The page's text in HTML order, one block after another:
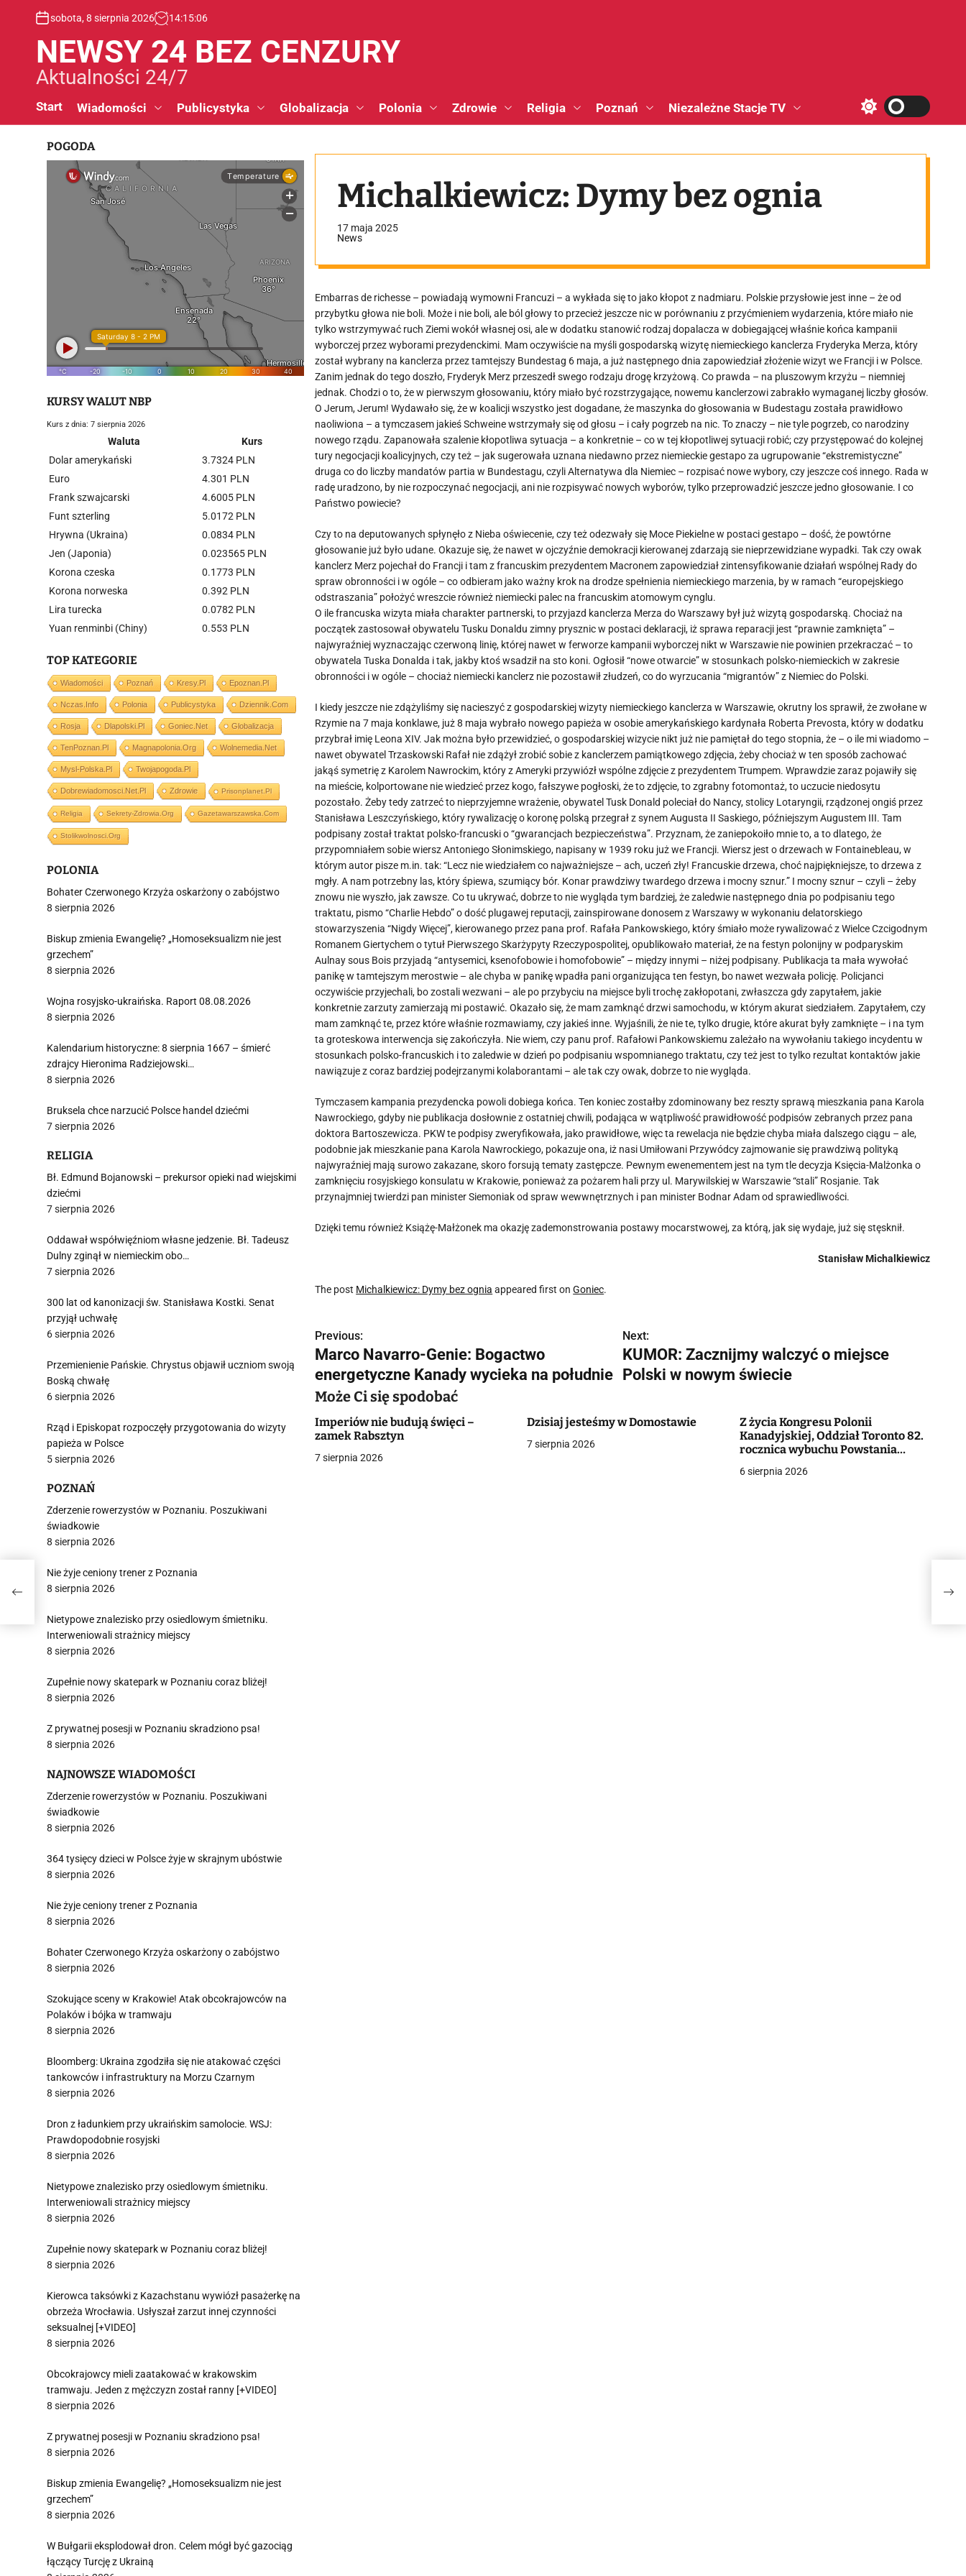
sobota, 8 sierpnia 2026 14:15:07
NEWSY 24 BEZ CENZURY
Aktualności 24/7
Start Wiadomości Publicystyka Globalizacja Polonia Zdrowie Religia Poznań Niezależne Stacje TV
w
d
Michalkiewicz: Dymy bez ognia
17 maja 2025
News
Embarras de richesse – powiadają wymowni Francuzi – a wykłada się to jako kłopot z nadmiaru. Polskie przysłowie jest inne – że od
przybytku głowa nie boli. Może i nie boli, ale ból głowy to przecież jeszcze nic w porównaniu z przyćmieniem wydarzenia, które miało nie
tylko wstrzymywać ruch Ziemi wokół własnej osi, ale w dodatku stanowić rodzaj dopalacza w dobiegającej właśnie końca kampanii
wyborczej przez wyborami prezydenckimi. Mam oczywiście na myśli gospodarską wizytę niemieckiego kanclerza Fryderyka Merza, który
został wybrany na kanclerza przez tamtejszy Bundestag 6 maja, a już następnego dnia zapowiedział złożenie wizyt we Francji i w Polsce.
Zanim jednak do tego doszło, Fryderyk Merz przeszedł swego rodzaju drogę krzyżową. Co prawda – na pluszowym krzyżu – niemniej
jednak. Chodzi o to, że w pierwszym głosowaniu, który miało być rozstrzygające, nowemu kanclerzowi zabrakło wymaganej liczby głosów.
O Jerum, Jerum! Wydawało się, że w koalicji wszystko jest dogadane, że maszynka do głosowania w Budestagu została prawidłowo
naoliwiona – a tymczasem jakieś Schweine wstrzymały się od głosu – i cały pogrzeb na nic. To znaczy – nie tyle pogrzeb, co narodziny
nowego rządu. Zapanowała szalenie kłopotliwa sytuacja – a konkretnie – co w tej kłopotliwej sytuacji robić; czy przystępować do kolejnej
tury negocjacji koalicyjnych, czy też – jak sugerowała uznana niedawno przez niemieckie gestapo za ugrupowanie “ekstremistyczne”
druga co do liczby mandatów partia w Bundestagu, czyli Alternatywa dla Niemiec – rozpisać nowe wybory, czy jeszcze coś innego. Rada w
radę uradzono, by nie rozpoczynać negocjacji, ani nie rozpisywać nowych wyborów, tylko przeprowadzić jeszcze jedno głosowanie. I co
Państwo powiecie?
Czy to na deputowanych spłynęło z Nieba oświecenie, czy też odezwały się Moce Piekielne w postaci gestapo – dość, że powtórne
głosowanie już było udane. Okazuje się, że nawet w ojczyźnie demokracji kierowanej zdarzają sie nieprzewidziane wypadki. Tak czy owak
kanclerz Merz pojechał do Francji i tam z francuskim prezydentem Macronem zapowiedział zintensyfikowanie działań wspólnej Rady do
spraw obronności i w ogóle – co odbieram jako ważny krok na drodze spełnienia niemieckiego marzenia, by w ramach “europejskiego
odstraszania” położyć wreszcie również niemiecki palec na francuskim atomowym cynglu.
O ile francuska wizyta miała charakter partnerski, to przyjazd kanclerza Merza do Warszawy był już wizytą gospodarską. Chociaż na
początek zastosował obywatelu Tusku Donaldu zimny prysznic w postaci deklaracji, iż sprawa reparacji jest “prawnie zamknięta” –
najwyraźniej wyznaczając czerwoną linię, której nawet w ferworze kampanii wyborczej nikt w Warszawie nie powinien przekraczać – to
obywatela Tuska Donalda i tak, jakby ktoś wsadził na sto koni. Ogłosił “nowe otwarcie” w stosunkach polsko-niemieckich w zakresie
obronności i w ogóle – chociaż niemiecki kanclerz nie pozostawił złudzeń, co do wyrzucania “migrantów” z Niemiec do Polski.
I kiedy jeszcze nie zdążyliśmy się nacieszyć z gospodarskiej wizyty niemieckiego kanclerza w Warszawie, okrutny los sprawił, że zwołane w
Rzymie na 7 maja konklawe, już 8 maja wybrało nowego papieża w osobie amerykańskiego kardynała Roberta Prevosta, który w dodatku
przybrał imię Leona XIV. Jak można było przewidzieć, o gospodarskiej wizycie nikt już nie pamiętał do tego stopnia, że – o ile mi wiadomo –
nawet obywatel Trzaskowski Rafał nie zdążył zrobić sobie z kanclerzem pamiątkowego zdjęcia, żeby chociaż w ten sposób zachować
jakąś symetrię z Karolem Nawrockim, który z Ameryki przywiózł wspólne zdjęcie z prezydentem Trumpem. Wprawdzie zaraz pojawiły się
na mieście, kolportowane nie wiedzieć przez kogo, fałszywe pogłoski, że to zdjęcie, to zgrabny fotomontaż, to uczucie niedosytu
pozostało. Żeby tedy zatrzeć to nieprzyjemne wrażenie, obywatel Tusk Donald poleciał do Nancy, stolicy Lotaryngii, rządzonej ongiś przez
Stanisława Leszczyńskiego, który rywalizację o koronę polską przegrał z synem Augusta II Saskiego, późniejszym Augustem III. Tam
podpisany został traktat polsko-francuski o “gwarancjach bezpieczeństwa”. Przyznam, że zaniepokoiło mnie to, a to dlatego, że
przypomniałem sobie wiersz Antoniego Słonimskiego, napisany w 1939 roku już we Francji. Wiersz jest o drzewach w Fontainebleau, w
którym autor pisze m.in. tak: “Lecz nie wiedziałem co najważniejsze – ach, uczeń zły! Francuskie drzewa, choć najpiękniejsze, to drzewa z
mgły. A nam potrzebny las, który śpiewa, szumiący bór. Konar prawdziwy twardego drzewa i mocny sznur.” I mocny sznur – czyli – żeby
znowu nie wyszło, jak zawsze. Co tu ukrywać, dobrze to nie wygląda tym bardziej, że zaledwie następnego dnia po podpisaniu tego
traktatu, pismo “Charlie Hebdo” o dość plugawej reputacji, zainspirowane donosem z Warszawy w wykonaniu delatorskiego
stowarzyszenia “Nigdy Więcej”, kierowanego przez pana prof. Rafała Pankowskiego, który śmiało może rywalizować z Wielce Czcigodnym
Romanem Giertychem o tytuł Pierwszego Skarżypyty Rzeczypospolitej, opublikowało materiał, że na festyn polonijny w podparyskim
Aulnay sous Bois przyjadą “antysemici, ksenofobowie i homofobowie” – między innymi – niżej podpisany. Publikacja ta mała wywołać
panikę w tamtejszym merostwie – ale chyba w panikę wpadła pani organizująca ten festyn, bo nawet wezwała policję. Policjanci
oczywiście przyjechali, bo zostali wezwani – ale po przybyciu na miejsce byli trochę zakłopotani, zwłaszcza gdy zapytałem, jakie
konkretnie zarzuty zamierzają mi postawić. Okazało się, że mam zamknąć drzwi samochodu, w którym akurat siedziałem. Zapytałem, czy
mam zamknąć te, przez które właśnie rozmawiamy, czy jakieś inne. Wyjaśnili, że nie te, tylko drugie, które akurat były zamknięte – i na tym
ta groteskowa interwencja się zakończyła. Nie wiem, czy panu prof. Rafałowi Pankowskiemu zależało na wywołaniu takiego incydentu w
stosunkach polsko-francuskich i to zaledwie w dzień po podpisaniu wspomnianego traktatu, czy też jest to tylko rezultat kontaktów jakie
nawiązuje z coraz bardziej podejrzanymi kolaborantami – ale tak czy owak, dobrze to nie wygląda.
Tymczasem kampania prezydencka powoli dobiega końca. Ten koniec zostałby zdominowany bez reszty sprawą mieszkania pana Karola
Nawrockiego, gdyby nie publikacja dosłownie z ostatniej chwili, podająca w wątpliwość prawidłowość podpisów zebranych przez pana
doktora Bartoszewicza. PKW te podpisy zweryfikowała, jako prawidłowe, więc ta rewelacja nie będzie chyba miała dalszego ciągu – ale,
podobnie jak mieszkanie pana Karola Nawrockiego, pokazuje ona, iż nasi Umiłowani Przywódcy zajmowanie się prawdziwą polityką
najwyraźniej mają surowo zakazane, skoro forsują tematy zastępcze. Pewnym ewenementem jest na tym tle decyzja Księcia-Malżonka o
zamknięciu rosyjskiego konsulatu w Krakowie, ponieważ za pożarem hali przy ul. Marywilskiej w Warszawie “stali” Rosjanie. Tak
przynajmniej twierdzi pan minister Siemoniak od spraw wewwnętrznych i pan minister Bodnar Adam od sprawiedliwości.
Dzięki temu również Książę-Małżonek ma okazję zademonstrowania postawy mocarstwowej, za którą, jak się wydaje, już się stęsknił.
Stanisław Michalkiewicz
The post Michalkiewicz: Dymy bez ognia appeared first onGoniec.
N
a
w
i
g
Previous:
Marco Navarro-Genie: Bogactwo
energetyczne Kanady wycieka na południe
Next:
KUMOR: Zacznijmy walczyć o miejsce
Polski w nowym świecie
Może Ci się spodobać
Imperiów nie budują święci –
zamek Rabsztyn
7 sierpnia 2026
Dzisiaj jesteśmy w Domostawie
7 sierpnia 2026
Z życia Kongresu Polonii
Kanadyjskiej, Oddział Toronto 82.
rocznica wybuchu Powstania
6 sierpnia 2026
POGODA
KURSY WALUT NBP
Kurs z dnia: 7 sierpnia 2026
Waluta
Kurs
Dolar amerykański
3.7324 PLN
Euro
4.301 PLN
Frank szwajcarski
4.6005 PLN
Funt szterling
5.0172 PLN
Hrywna (Ukraina)
0.0834 PLN
Jen (Japonia)
0.023565 PLN
Korona czeska
0.1773 PLN
Korona norweska
0.392 PLN
Lira turecka
0.0782 PLN
Yuan renminbi (Chiny)
0.553 PLN
TOP KATEGORIE
Wiadomości Poznań Kresy.pl Epoznan.pl
Nczas.info Polonia Publicystyka Dziennik.com
Rosja Dlapolski.pl Goniec.net Globalizacja
TenPoznan.pl Magnapolonia.org Wolnemedia.net
Mysl-Polska.pl Twojapogoda.pl
Dobrewiadomosci.net.pl Zdrowie Prisonplanet.pl
Religia Sekrety-Zdrowia.org Gazetawarszawska.com
Stolikwolnosci.org
POLONIA
Bohater Czerwonego Krzyża oskarżony o zabójstwo
8 sierpnia 2026
Biskup zmienia Ewangelię? „Homoseksualizm nie jest
grzechem”
8 sierpnia 2026
Wojna rosyjsko-ukraińska. Raport 08.08.2026
8 sierpnia 2026
Kalendarium historyczne: 8 sierpnia 1667 – śmierć
zdrajcy Hieronima Radziejowski…
8 sierpnia 2026
Bruksela chce narzucić Polsce handel dziećmi
7 sierpnia 2026
RELIGIA
Bł. Edmund Bojanowski – prekursor opieki nad wiejskimi
dziećmi
7 sierpnia 2026
Oddawał współwięźniom własne jedzenie. Bł. Tadeusz
Dulny zginął w niemieckim obo…
7 sierpnia 2026
300 lat od kanonizacji św. Stanisława Kostki. Senat
przyjął uchwałę
6 sierpnia 2026
Przemienienie Pańskie. Chrystus objawił uczniom swoją
Boską chwałę
6 sierpnia 2026
Rząd i Episkopat rozpoczęły przygotowania do wizyty
papieża w Polsce
5 sierpnia 2026
POZNAŃ
Zderzenie rowerzystów w Poznaniu. Poszukiwani
świadkowie
8 sierpnia 2026
Nie żyje ceniony trener z Poznania
8 sierpnia 2026
Nietypowe znalezisko przy osiedlowym śmietniku.
Interweniowali strażnicy miejscy
8 sierpnia 2026
Zupełnie nowy skatepark w Poznaniu coraz bliżej!
8 sierpnia 2026
Z prywatnej posesji w Poznaniu skradziono psa!
8 sierpnia 2026
NAJNOWSZE WIADOMOŚCI
Zderzenie rowerzystów w Poznaniu. Poszukiwani
świadkowie
8 sierpnia 2026
364 tysięcy dzieci w Polsce żyje w skrajnym ubóstwie
8 sierpnia 2026
Nie żyje ceniony trener z Poznania
8 sierpnia 2026
Bohater Czerwonego Krzyża oskarżony o zabójstwo
8 sierpnia 2026
Szokujące sceny w Krakowie! Atak obcokrajowców na
Polaków i bójka w tramwaju
8 sierpnia 2026
Bloomberg: Ukraina zgodziła się nie atakować części
tankowców i infrastruktury na Morzu Czarnym
8 sierpnia 2026
Dron z ładunkiem przy ukraińskim samolocie. WSJ:
Prawdopodobnie rosyjski
8 sierpnia 2026
Nietypowe znalezisko przy osiedlowym śmietniku.
Interweniowali strażnicy miejscy
8 sierpnia 2026
Zupełnie nowy skatepark w Poznaniu coraz bliżej!
8 sierpnia 2026
Kierowca taksówki z Kazachstanu wywiózł pasażerkę na
obrzeża Wrocławia. Usłyszał zarzut innej czynności
seksualnej [+VIDEO]
8 sierpnia 2026
Obcokrajowcy mieli zaatakować w krakowskim
tramwaju. Jeden z mężczyzn został ranny [+VIDEO]
8 sierpnia 2026
Z prywatnej posesji w Poznaniu skradziono psa!
8 sierpnia 2026
Biskup zmienia Ewangelię? „Homoseksualizm nie jest
grzechem”
8 sierpnia 2026
W Bułgarii eksplodował dron. Celem mógł być gazociąg
łączący Turcję z Ukrainą